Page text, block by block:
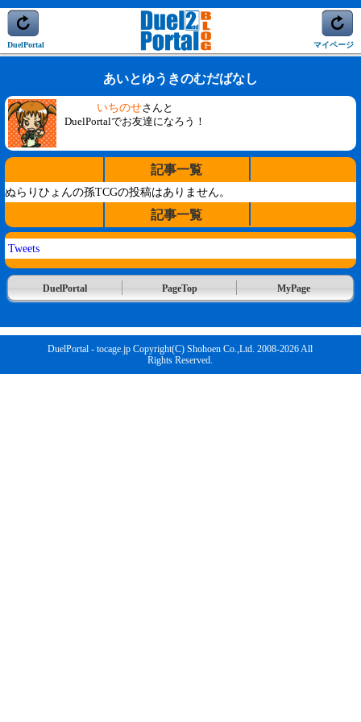
DuelPortal マイページ
あいとゆうきのむだばなし
いちのせさんと
DuelPortalでお友達になろう！
記事一覧
ぬらりひょんの孫TCGの投稿はありません。
記事一覧
Tweets
DuelPortal PageTop MyPage
DuelPortal - tocage.jp Copyright(C) Shohoen Co.,Ltd. 2008-2026 All
Rights Reserved.